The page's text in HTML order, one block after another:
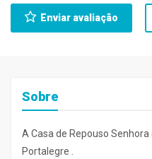
Enviar avaliação
Sobre
A Casa de Repouso
Portalegre .